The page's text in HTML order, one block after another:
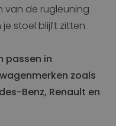
van de rugleuning
stoel blijft zitten.
passen in
zoals
Benz, Renault en